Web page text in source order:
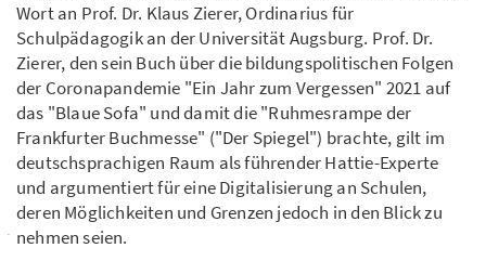
Wort an Prof. Dr. Klaus Zierer, Ordinarius für
Schulpädagogik an der Universität Augsburg. Prof. Dr.
Zierer, den sein Buch über die bildungspolitischen Folgen
der Coronapandemie "Ein Jahr zum Vergessen" 2021 auf
das "Blaue Sofa" und damit die "Ruhmesrampe der
Frankfurter Buchmesse" ("Der Spiegel") brachte, gilt im
deutschsprachigen Raum als führender Hattie-Experte
und argumentiert für eine Digitalisierung an Schulen,
deren Möglichkeiten und Grenzen jedoch in den Blick zu
nehmen seien.